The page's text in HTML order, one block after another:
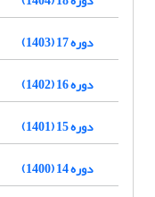
دوره 17 (1403)
دوره 16 (1402)
دوره 15 (1401)
دوره 14 (1400)